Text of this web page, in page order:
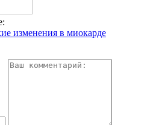
овуляции? Варианты нормы и
на ранней стадии: признаки